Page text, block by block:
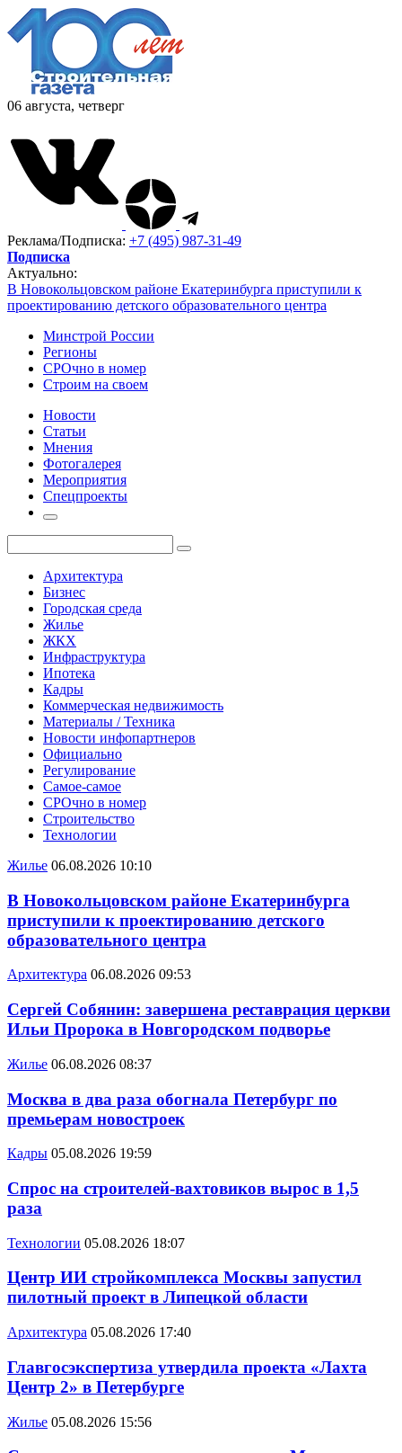
06 августа, четверг
Реклама/Подписка: +7 (495) 987-31-49
Подписка
Актуально:
В Новокольцовском районе Екатеринбурга приступили к
проектированию детского образовательного центра
Минстрой России
Регионы
СРОчно в номер
Строим на своем
Новости
Статьи
Мнения
Фотогалерея
Мероприятия
Спецпроекты
Архитектура
Бизнес
Городская среда
Жилье
ЖКХ
Инфраструктура
Ипотека
Кадры
Коммерческая недвижимость
Материалы / Техника
Новости инфопартнеров
Официально
Регулирование
Самое-самое
СРОчно в номер
Строительство
Технологии
Жилье 06.08.2026 10:10
В Новокольцовском районе Екатеринбурга
приступили к проектированию детского
образовательного центра
Архитектура 06.08.2026 09:53
Сергей Собянин: завершена реставрация церкви
Ильи Пророка в Новгородском подворье
Жилье 06.08.2026 08:37
Москва в два раза обогнала Петербург по
премьерам новостроек
Кадры 05.08.2026 19:59
Спрос на строителей-вахтовиков вырос в 1,5
раза
Технологии 05.08.2026 18:07
Центр ИИ стройкомплекса Москвы запустил
пилотный проект в Липецкой области
Архитектура 05.08.2026 17:40
Главгосэкспертиза утвердила проекта «Лахта
Центр 2» в Петербурге
Жилье 05.08.2026 15:56